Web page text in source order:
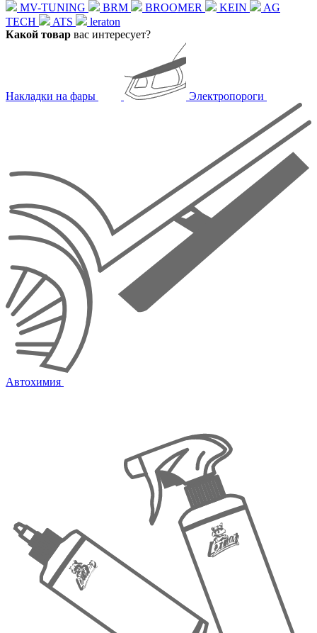
MV-TUNING
BRM BROOMER KEIN
AG
TECH
ATS
leraton
Какой товар вас интересует?
Накладки на фары Электропороги
Автохимия